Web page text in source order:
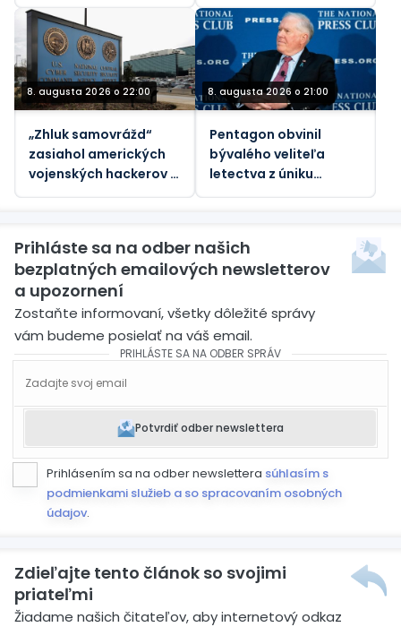
Saudskou Arábiou a
Pakistanom a
Tureckom
„nespravodlivých“
hraničných kontrol
kvôli nárastu
migrantov
8. augusta 2026 o 22:00
„Zhluk samovrážd“
zasiahol amerických
vojenských hackerov –
8. augusta 2026 o 21:00
Pentagon obvinil
bývalého veliteľa
letectva z úniku
Prihláste sa na odber našich
bezplatných emailových newsletterov
a upozornení
Zostaňte informovaní, všetky dôležité správy
vám budeme posielať na váš email.
PRIHLÁSTE SA NA ODBER SPRÁV
Potvrdiť odber newslettera
Prihlásením sa na odber newslettera súhlasím s
podmienkami služieb a so spracovaním osobných
údajov.
Zdieľajte tento článok so svojimi
priateľmi
Žiadame našich čitateľov, aby internetový odkaz